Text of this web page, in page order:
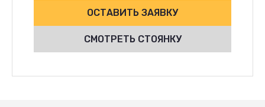
ОСТАВИТЬ ЗАЯВКУ
СМОТРЕТЬ СТОЯНКУ